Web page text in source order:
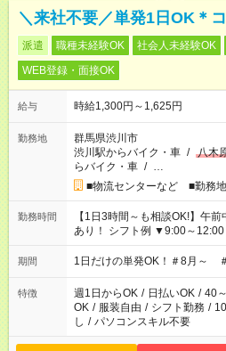
＼来社不要／単発1日OK＊
派遣 職種未経験OK 社会人未経験OK
WEB登録・面接OK
給与 時給1,300円～1,625円
勤務地
群馬県渋川市
渋川駅からバイク・車 / 八木
らバイク・車 / …
■物流センターなど ■勤務
勤務時間
【1日3時間～も相談OK!】午
あり！ シフト例 ▼9:00～
▼18:00～21:00
期間 1日だけの単発OK！＃8月～
特徴 週1日からOK / 日払いOK / 40
OK / 服装自由 / シフト勤務 /
し / パソコンスキル不要